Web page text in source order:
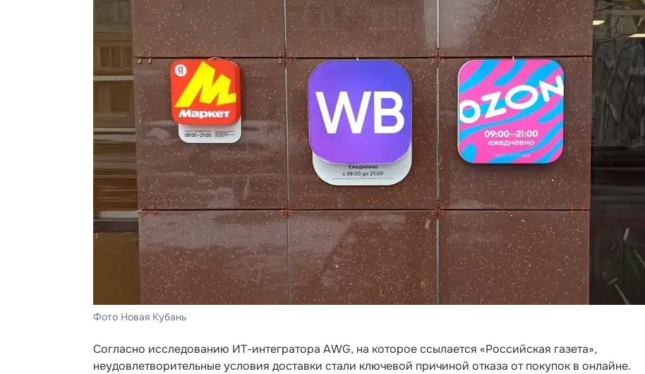
Фото Новая Кубань
Согласно исследованию ИТ-интегратора AWG, на которое ссылается «Российская газета»,
неудовлетворительные условия доставки стали ключевой причиной отказа от покупок в онлайне.